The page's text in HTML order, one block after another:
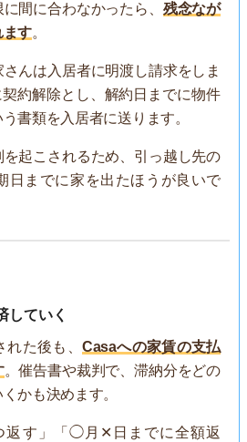
間に合わなかったら、 残念なが
ます。
んは入居者に明渡し請求をしま
約解除とし、解約日までに物件
書類を入居者に送ります。
起こされるため、引っ越し先の
日までに家を出たほうが良いで
していく
れた後も、Casaへの家賃の支払
。催告書や裁判で、滞納分をどの
かも決めます。
返す」「◯月✕日までに全額返